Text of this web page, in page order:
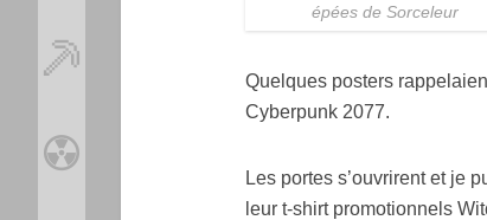
épées de Sorceleur
Quelques posters
Cyberpunk 2077.
Les portes s’ouvrirent et je
leur t-shirt promotionnels